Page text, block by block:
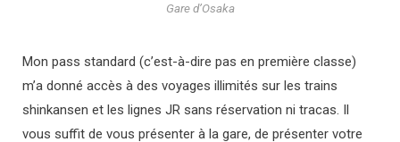
Gare d’Osaka
Mon pass standard (c’est-à-dire pas en première classe)
m’a donné accès à des voyages illimités sur les trains
shinkansen et les lignes JR sans réservation ni tracas. Il
vous suffit de vous présenter à la gare, de présenter votre